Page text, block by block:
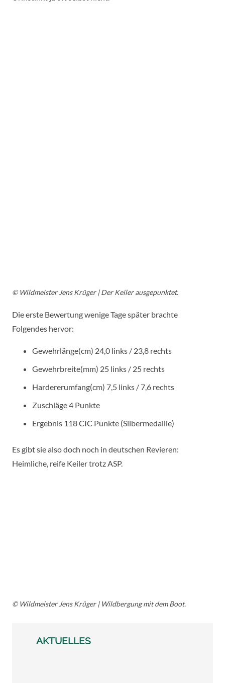
© Wildmeister Jens Krüger |Der Keiler ausgepunktet.
Die erste Bewertung wenige Tage später brachte
Folgendes hervor:
Gewehrlänge(cm) 24,0 links / 23,8 rechts
Gewehrbreite(mm) 25 links / 25 rechts
Hardererumfang(cm) 7,5 links / 7,6 rechts
Zuschläge 4 Punkte
Ergebnis 118 CIC Punkte (Silbermedaille)
Es gibt sie also doch noch in deutschen Revieren:
Heimliche, reife Keiler trotz ASP.
© Wildmeister Jens Krüger |Wildbergung mit dem Boot.
AKTUELLES